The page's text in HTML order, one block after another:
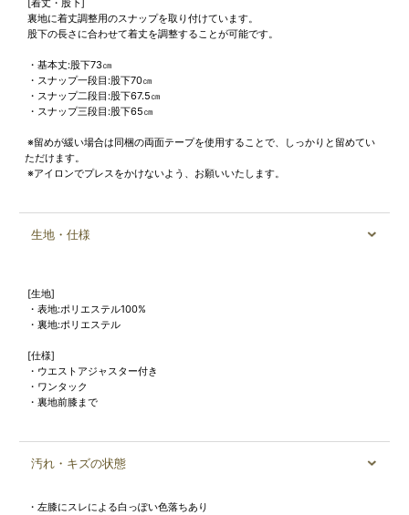
[着丈・股下]
裏地に着丈調整用のスナップを取り付けています。
股下の長さに合わせて着丈を調整することが可能です。
・基本丈:股下73㎝
・スナップ一段目:股下70㎝
・スナップ二段目:股下67.5㎝
・スナップ三段目:股下65㎝
※留めが緩い場合は同梱の両面テープを使用することで、しっかりと留めてい
ただけます。
※アイロンでプレスをかけないよう、お願いいたします。
生地・仕様
[生地]
・表地:ポリエステル100%
・裏地:ポリエステル
[仕様]
・ウエストアジャスター付き
・ワンタック
・裏地前膝まで
汚れ・キズの状態
・左膝にスレによる白っぽい色落ちあり